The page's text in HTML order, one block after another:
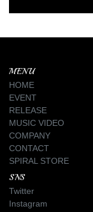
MENU
HOME
EVENT
RELEASE
MUSIC VIDEO
COMPANY
CONTACT
SPIRAL STORE
SNS
Twitter
Instagram